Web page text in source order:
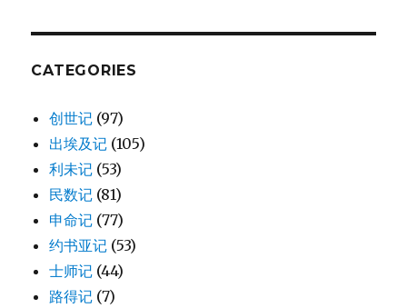
CATEGORIES
创世记 (97)
出埃及记 (105)
利未记 (53)
民数记 (81)
申命记 (77)
约书亚记 (53)
士师记 (44)
路得记 (7)